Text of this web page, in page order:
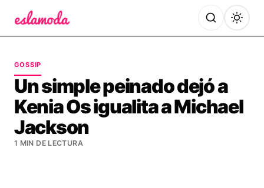
GOSSIP
Un simple peinado dejó a
Kenia Os igualita a Michael
Jackson
1 MIN DE LECTURA